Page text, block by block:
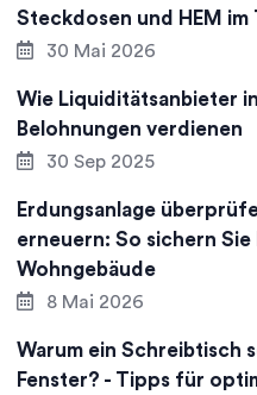
Steckdosen und HEM im
30 Mai 2026
Wie Liquiditätsanbieter
Belohnungen verdienen
30 Sep 2025
Erdungsanlage
erneuern: So sichern Sie
Wohngebäude
8 Mai 2026
Warum ein Schreibtisch
Fenster? - Tipps für